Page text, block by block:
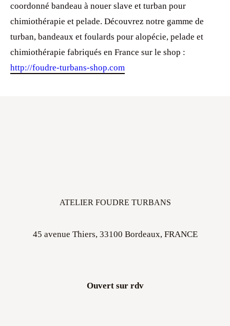
coordonné bandeau à nouer slave et turban pour
chimiothérapie et pelade. Découvrez notre gamme de
turban, bandeaux et foulards pour alopécie, pelade et
chimiothérapie fabriqués en France sur le shop :
http://foudre-turbans-shop.com
ATELIER FOUDRE TURBANS
45 avenue Thiers, 33100 Bordeaux, FRANCE
Ouvert sur rdv